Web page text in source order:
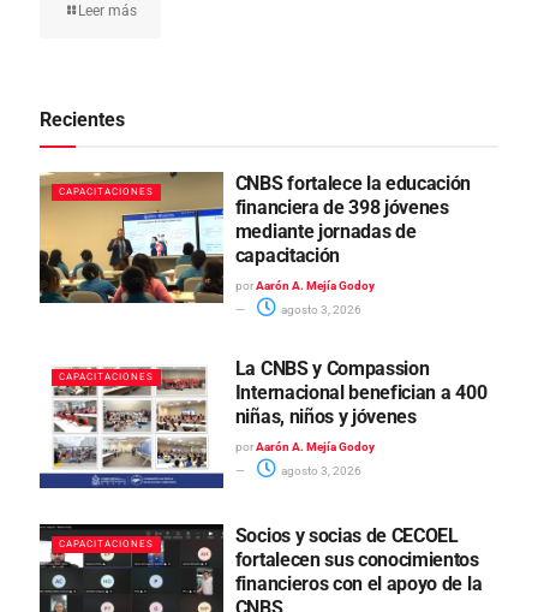
Leer más
Recientes
CAPACITACIONES
CNBS fortalece la educación
financiera de 398 jóvenes
mediante jornadas de
capacitación
por Aarón A. Mejía Godoy
agosto 3, 2026
CAPACITACIONES
La CNBS y Compassion
Internacional benefician a 400
niñas, niños y jóvenes
por Aarón A. Mejía Godoy
agosto 3, 2026
CAPACITACIONES
Socios y socias de CECOEL
fortalecen sus conocimientos
financieros con el apoyo de la